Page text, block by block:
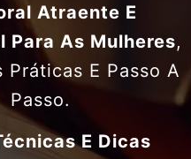
Atraente E
Para As Mulheres,
Práticas E Passo A
Passo.
E Dicas